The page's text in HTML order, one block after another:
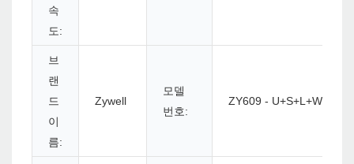
속
도:
브
랜
드
이
름:
Zywell
모델
번호:
ZY609 - U+S+L+W